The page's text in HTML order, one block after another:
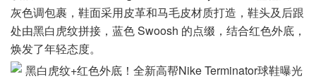
灰色调包裹，鞋面采用皮革和马毛皮材质打造，鞋头及后跟
处由黑白虎纹拼接，蓝色 Swoosh 的点缀，结合红色外底，
焕发了年轻态度。